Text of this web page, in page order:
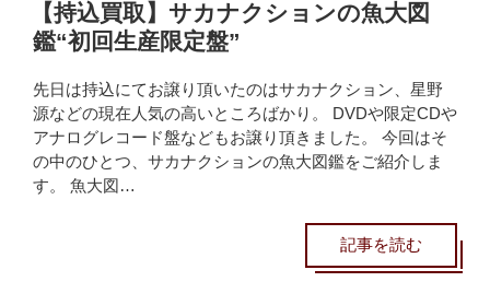
【持込買取】サカナクションの魚大図
鑑“初回生産限定盤”
先日は持込にてお譲り頂いたのはサカナクション、星野
源などの現在人気の高いところばかり。 DVDや限定CDや
アナログレコード盤などもお譲り頂きました。 今回はそ
の中のひとつ、サカナクションの魚大図鑑をご紹介しま
す。 魚大図…
記事を読む